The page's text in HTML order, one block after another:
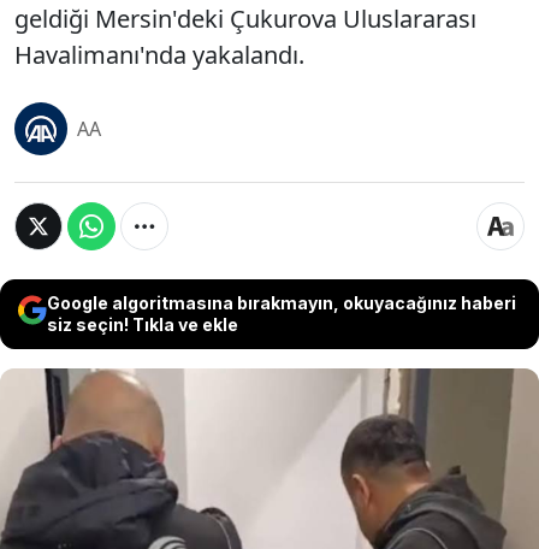
geldiği Mersin'deki Çukurova Uluslararası
Havalimanı'nda yakalandı.
AA
Google algoritmasına bırakmayın, okuyacağınız haberi
siz seçin! Tıkla ve ekle
Interpol tarafından kırmızı bültenle aranan
firari uyuşturucu hükümlüsü, yurt
dışından geldiği Mersin'deki Çukurova